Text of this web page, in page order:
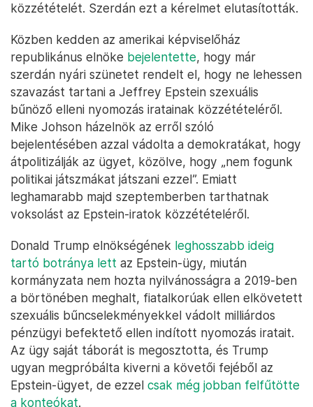
közzétételét. Szerdán ezt a kérelmet elutasították.
Közben kedden az amerikai képviselőház
republikánus elnöke bejelentette, hogy már
szerdán nyári szünetet rendelt el, hogy ne lehessen
szavazást tartani a Jeffrey Epstein szexuális
bűnöző elleni nyomozás iratainak közzétételéről.
Mike Johson házelnök az erről szóló
bejelentésében azzal vádolta a demokratákat, hogy
átpolitizálják az ügyet, közölve, hogy „nem fogunk
politikai játszmákat játszani ezzel”. Emiatt
leghamarabb majd szeptemberben tarthatnak
voksolást az Epstein-iratok közzétételéről.
Donald Trump elnökségének leghosszabb ideig
tartó botránya lett az Epstein-ügy, miután
kormányzata nem hozta nyilvánosságra a 2019-ben
a börtönében meghalt, fiatalkorúak ellen elkövetett
szexuális bűncselekményekkel vádolt milliárdos
pénzügyi befektető ellen indított nyomozás iratait.
Az ügy saját táborát is megosztotta, és Trump
ugyan megpróbálta kiverni a követői fejéből az
Epstein-ügyet, de ezzel csak még jobban felfűtötte
a konteókat.